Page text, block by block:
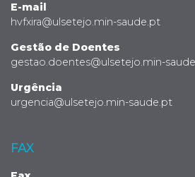
E-mail
hvfxira@ulsetejo.min-saude.pt
Gestão de Doentes
gestao.doentes@ulsetejo.min-
Urgência
urgencia@ulsetejo.min-saude.pt
FAX